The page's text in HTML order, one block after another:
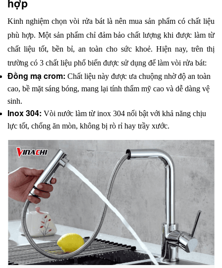
hợp
Kinh nghiệm chọn vòi rửa bát là nên mua sản phẩm có chất liệu
phù hợp. Một sản phẩm chỉ đảm bảo chất lượng khi được làm từ
chất liệu tốt, bền bỉ, an toàn cho sức khoẻ. Hiện nay, trên thị
trường có 3 chất liệu phổ biến được sử dụng để làm vòi rửa bát:
Đồng mạ crom: Chất liệu này được ưa chuộng nhờ độ an toàn
cao, bề mặt sáng bóng, mang lại tính thẩm mỹ cao và dễ dàng vệ
sinh.
Inox 304: Vòi nước làm từ inox 304 nổi bật với khả năng chịu
lực tốt, chống ăn mòn, không bị rò rỉ hay trầy xước.